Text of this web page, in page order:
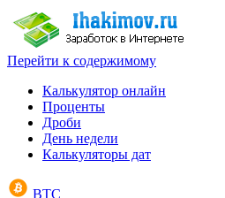
Перейти к содержимому
Калькулятор онлайн
Проценты
Дроби
День недели
Калькуляторы дат
BTC